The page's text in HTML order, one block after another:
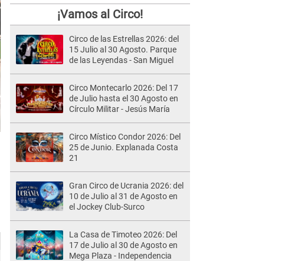
¡Vamos al Circo!
Circo de las Estrellas 2026: del
15 Julio al 30 Agosto. Parque
de las Leyendas - San Miguel
Circo Montecarlo 2026: Del 17
de Julio hasta el 30 Agosto en
Círculo Militar - Jesús María
Circo Místico Condor 2026: Del
25 de Junio. Explanada Costa
21
Gran Circo de Ucrania 2026: del
10 de Julio al 31 de Agosto en
el Jockey Club-Surco
La Casa de Timoteo 2026: Del
17 de Julio al 30 de Agosto en
Mega Plaza - Independencia